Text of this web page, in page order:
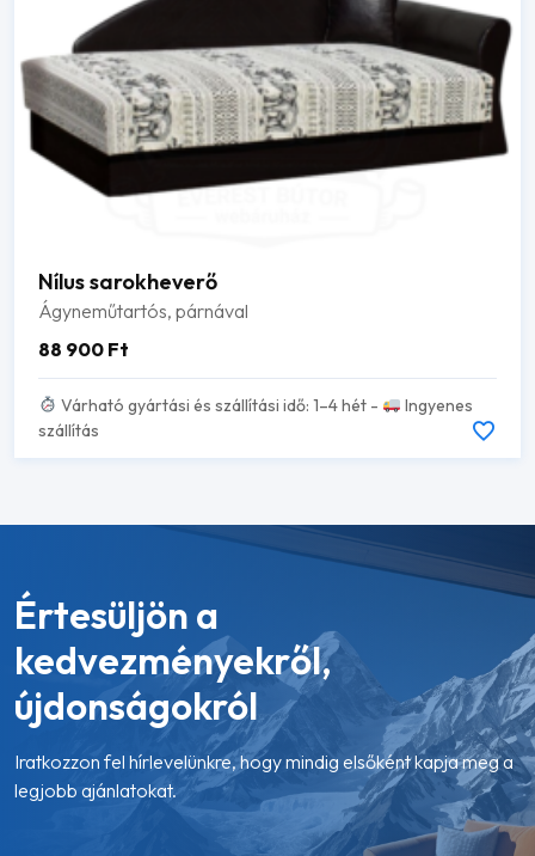
Nílus sarokheverő
Ágyneműtartós, párnával
88 900 Ft
Várható gyártási és szállítási idő: 1–4 hét -
Ingyenes
szállítás
Értesüljön a
kedvezményekről,
újdonságokról
Iratkozzon fel hírlevelünkre, hogy mindig elsőként kapja meg a
legjobb ajánlatokat.